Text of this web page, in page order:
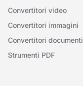
Convertitori video
Convertitori immagini
Convertitori documenti
Strumenti PDF